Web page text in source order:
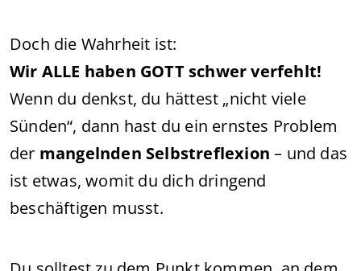
Doch die Wahrheit ist:
Wir ALLE haben GOTT schwer verfehlt!
Wenn du denkst, du hättest „nicht viele
Sünden“, dann hast du ein ernstes Problem
der mangelnden Selbstreflexion – und das
ist etwas, womit du dich dringend
beschäftigen musst.